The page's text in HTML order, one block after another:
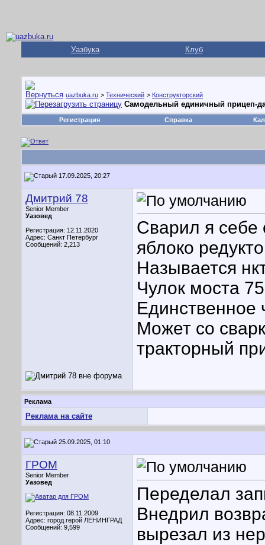
Уазбука Клуб
uazbuka.ru > Технический > Конструкторский
Самодельный единичный прицеп-
Регистрация Справка
17.09.2025, 20:27
Дмитрий 78
Senior Member
Уазовед
Регистрация: 12.11.2020
Адрес: Санкт Петербург
Сообщений: 2,213
Сварил я себе
яблоко
Называется
Чулок моста
Единственное
Может со
тракторный
Реклама
Реклама на сайте
25.09.2025, 01:10
ГРОМ
Senior Member
Уазовед
Регистрация: 08.11.2009
Адрес: город герой ЛЕНИНГРАД
Сообщений: 9,599
Переделал
Внедрил
вырезал из